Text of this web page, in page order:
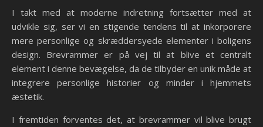
I takt med at moderne indretning fortsætter med at
udvikle sig, ser vi en stigende tendens til at inkorporere
mere personlige og skræddersyede elementer i boligens
design. Brevrammer er på vej til at blive et centralt
element i denne bevægelse, da de tilbyder en unik måde at
integrere personlige historier og minder i hjemmets
æstetik.
I fremtiden forventes det, at brevrammer vil blive brugt